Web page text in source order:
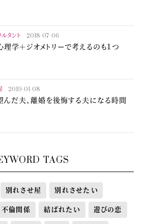
タント 2018-07-06
学＋ジオメトリーで考えるのも１つ
2019-01-08
んだ夫、離婚を後悔する夫になる時間
TAGS
別れさせ屋 別れさせたい
不倫関係 結ばれたい 遊びの恋